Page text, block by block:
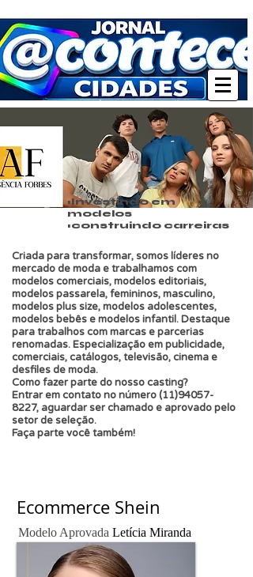
•Investindo em
modelos
•construindo carreiras
Criada para transformar, somos líderes no
mercado de moda e trabalhamos com
modelos comerciais, modelos editoriais,
modelos passarela, femininos, masculino,
modelos plus size, modelos adolescentes,
modelos bebês e modelos infantil. Destaque
para trabalhos com marcas e parcerias
renomadas. Especialização em publicidade,
comerciais, catálogos, televisão, cinema e
desfiles de moda.
Como fazer parte do nosso casting?
Entrar em contato no número (11)94057-
8227, aguardar ser chamado e aprovado pelo
setor de seleção.
Faça parte você também!
Ecommerce Shein
Modelo Aprovada Letícia Miranda